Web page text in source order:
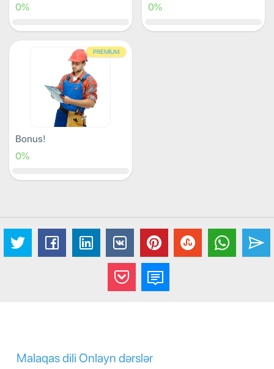
0%
0%
PREMIUM
Bonus!
0%
Malaqas dili Onlayn dərslər